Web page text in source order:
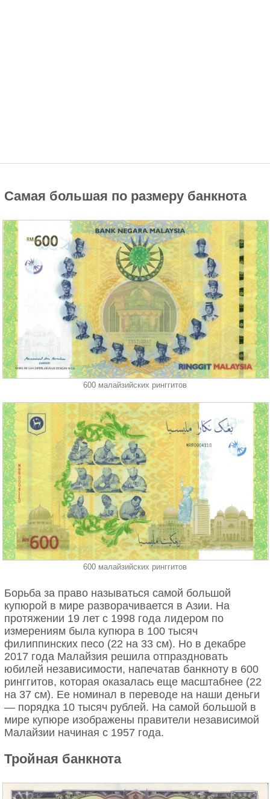
Самая большая по размеру банкнота
600 малайзийских ринггитов
600 малайзийских ринггитов
Борьба за право называться самой большой
купюрой в мире разворачивается в Азии. На
протяжении 19 лет с 1998 года лидером по
измерениям была купюра в 100 тысяч
филиппинских песо (22 на 33 см). Но в декабре
2017 года Малайзия решила отпраздновать
юбилей независимости, напечатав банкноту в 600
ринггитов, которая оказалась еще масштабнее (22
на 37 см). Ее номинал в переводе на наши деньги
— порядка 10 тысяч рублей. На самой большой в
мире купюре изображены правители независимой
Малайзии начиная с 1957 года.
Тройная банкнота